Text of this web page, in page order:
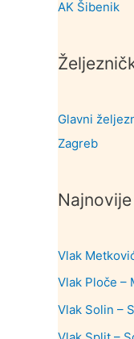
AK Šibenik
Glavni
Zagreb
Vlak
Vlak Ploče –
Vlak Solin –